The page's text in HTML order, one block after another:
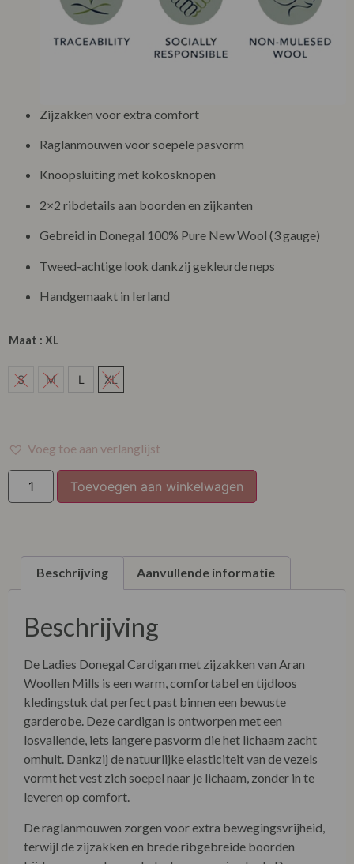
Zijzakken voor extra comfort
Raglanmouwen voor soepele pasvorm
Knoopsluiting met kokosknopen
2×2 ribdetails aan boorden en zijkanten
Gebreid in Donegal 100% Pure New Wool (3 gauge)
Tweed-achtige look dankzij gekleurde neps
Handgemaakt in Ierland
Maat : XL
L
S M L XL
Voeg toe aan verlanglijst
Toevoegen aan winkelwagen
Beschrijving Aanvullende informatie
Beschrijving
De Ladies Donegal Cardigan met zijzakken van Aran
Woollen Mills is een warm, comfortabel en tijdloos
kledingstuk dat perfect past binnen een bewuste
garderobe. Deze cardigan is ontworpen met een
losvallende, iets langere pasvorm die het lichaam zacht
omhult. Dankzij de natuurlijke elasticiteit van de vezels
vormt het vest zich soepel naar je lichaam, zonder in te
leveren op comfort.
De raglanmouwen zorgen voor extra bewegingsvrijheid,
terwijl de zijzakken en brede ribgebreide boorden